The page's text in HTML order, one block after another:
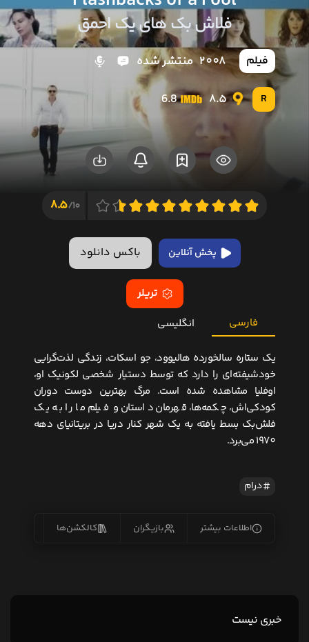
فلاش بک های یک احمق
فیلم 2008 منتشر شده
R
8.5
6.8
10/
8.5
پخش آنلاین باکس دانلود
تریلر
فارسی انگلیسی
یک ستاره سالخورده هالیوود، جو اسکات، زندگی لذت‌گرایی
خودشیفته‌ای را دارد که توسط دستیار شخصی لکونیک او،
اوفلیا مشاهده شده است. مرگ بهترین دوست دوران
کودکی‌اش، چکمه‌ها، قهرمان داستان و فیلم ما را به یک
فلش‌بک بسط یافته به یک شهر کنار دریا در بریتانیای دهه
1970 می‌برد.
درام
اطلاعات بیشتر بازیگران کالکشن‌ها
خبری نیست